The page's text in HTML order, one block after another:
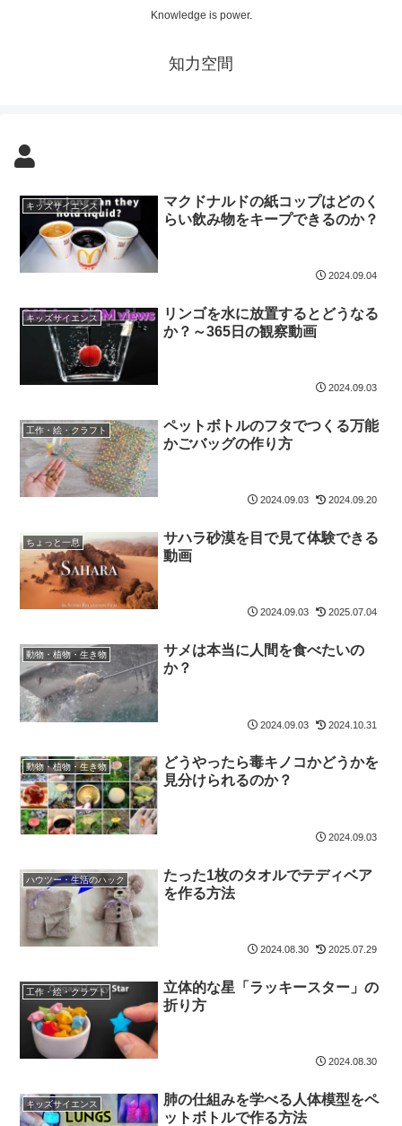
Knowledge is power.
知力空間
キッズサイエンス
マクドナルドの紙コップはどのく
らい飲み物をキープできるのか？
2024.09.04
キッズサイエンス
リンゴを水に放置するとどうなる
か？～365日の観察動画
2024.09.03
工作・絵・クラフト
ペットボトルのフタでつくる万能
かごバッグの作り方
2024.09.03 2024.09.20
ちょっと一息
サハラ砂漠を目で見て体験できる
動画
2024.09.03 2025.07.04
動物・植物・生き物
サメは本当に人間を食べたいの
か？
2024.09.03 2024.10.31
動物・植物・生き物
どうやったら毒キノコかどうかを
見分けられるのか？
2024.09.03
ハウツー・生活のハック
たった1枚のタオルでテディベア
を作る方法
2024.08.30 2025.07.29
工作・絵・クラフト
立体的な星「ラッキースター」の
折り方
2024.08.30
キッズサイエンス
肺の仕組みを学べる人体模型をペ
ットボトルで作る方法